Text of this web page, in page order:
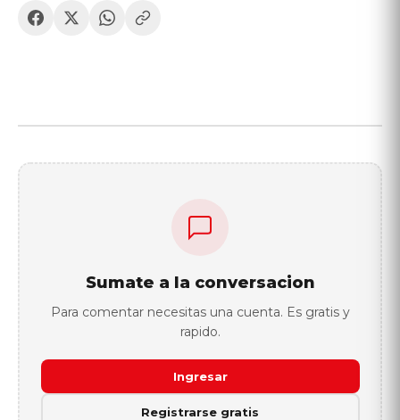
Sumate a la conversacion
Para comentar necesitas una cuenta. Es gratis y
rapido.
Ingresar
Registrarse gratis